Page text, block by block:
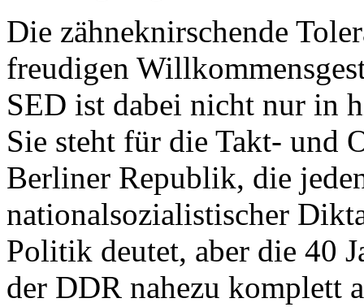
Die zähneknirschende
freudigen
SED ist dabei nicht nur in
Sie steht für die Takt- und
Berliner Republik, die
nationalsozialistischer
Politik deutet, aber die 40
der DDR nahezu komplett